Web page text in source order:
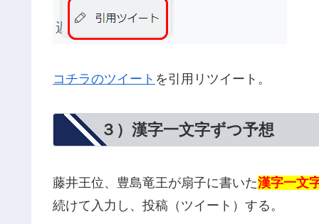
コチラのツイート を引用リツイート。
３）漢字一文字ずつ予想
藤井王位、豊島竜王が扇子に書いた漢字一文
続けて入力し、投稿（ツイート）する。